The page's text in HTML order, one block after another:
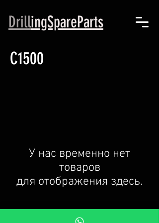
DrillingSpareParts
C1500
У нас временно нет
товаров
для отображения здесь.